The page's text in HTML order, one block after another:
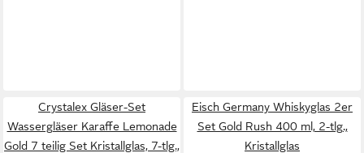
Crystalex Gläser-Set
Wassergläser Karaffe Lemonade
Gold 7 teilig Set Kristallglas, 7-tlg.,
Eisch Germany Whiskyglas 2er
Set Gold Rush 400 ml, 2-tlg.,
Kristallglas